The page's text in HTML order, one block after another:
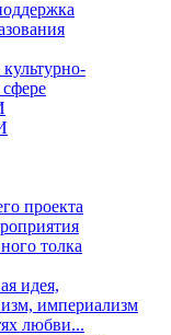
сфере
проекта
толка
идея,
империализм
любви...